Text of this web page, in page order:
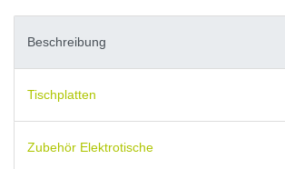
Beschreibung
Tischplatten
Zubehör Elektrotische